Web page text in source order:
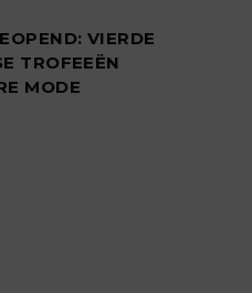
VIERDE
TROFEEËN
MODE